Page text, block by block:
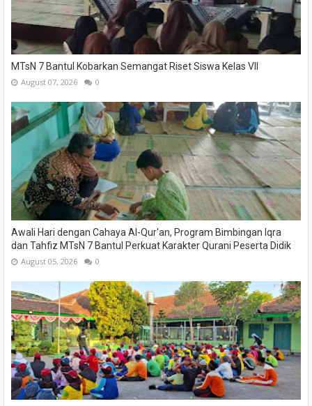
MTsN 7 Bantul Kobarkan Semangat Riset Siswa Kelas VII
August 07, 2026 0
Awali Hari dengan Cahaya Al-Qur'an, Program Bimbingan Iqra
dan Tahfiz MTsN 7 Bantul Perkuat Karakter Qurani Peserta Didik
August 05, 2026 0